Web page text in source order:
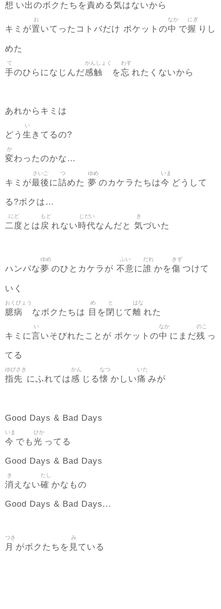
想 い出のボクたちを責める気はないから
キミが置
お
いてったコトバだけ ポケットの中
なか
で握
にぎ
りし
めた
手
て
のひらになじんだ感触
かんしょく
を忘
わす
れたくないから
あれからキミは
どう 生
い
きてるの?
変
か
わったのかな…
キミが最後
さいご
に詰
つ
めた 夢
ゆめ
のカケラたちは今
いま
どうして
る?ボクは…
二度
にど
とは戻
もど
れない時代
じだい
なんだと 気
き
づいた
ハンパな夢
ゆめ
のひとカケラが 不意
ふい
に誰
だれ
かを傷
きず
つけて
いく
臆病
おくびょう
なボクたちは 目
め
を 閉
と
じて離
はな
れた
キミに言
い
いそびれたことが ポケットの中
なか
にまだ残
のこ
っ
てる
指先
ゆびさき
にふれては感
かん
じる懐
なつ
かしい痛
いた
みが
Good Days & Bad Days
今
いま
でも光
ひか
ってる
Good Days & Bad Days
消
き
えない確
たし
かなもの
Good Days & Bad Days...
月
つき
がボクたちを 見
み
ている